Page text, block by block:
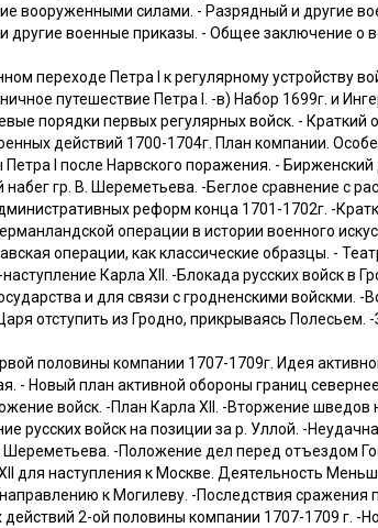
вооруженными силами. - Разрядный и другие
другие военные приказы. - Общее заключение о
переходе Петра I к регулярному устройству
путешествие Петра I. -в) Набор 1699г. и
порядки первых регулярных войск. -
действий 1700-1704г. План компании.
I после Нарвского поражения. - Бирженский
набег гр. В. Шереметьева. -Беглое сравнение с
реформ конца 1701-1702г. -
операции в истории военного
операции, как классические образцы. -
Карла XII. -Блокада русских войск в
и для связи с гродненскими войскми. -
отступить из Гродно, прикрываясь
половины компании 1707-1709г. Идея
- Новый план активной обороны границ
войск. -План Карла XII. -Вторжение шведов
русских войск на позиции за р. Уллой. -
Шереметьева. -Положение дел перед отъездом
для наступления к Москве. Деятельность
к Могилеву. -Последствия сражения
действий 2-ой половины компании 1707-1709 г. -